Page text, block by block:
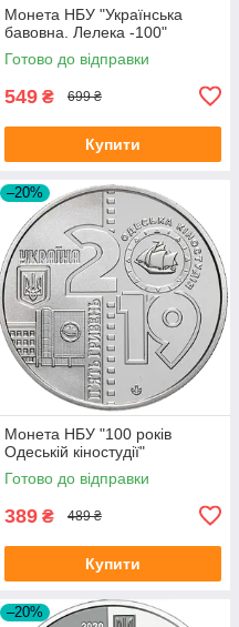
Монета НБУ "Українська
бавовна. Лелека -100"
Готово до відправки
549 ₴ 699 ₴
Купити
–20%
Монета НБУ "100 років
Одеській кіностудії"
Готово до відправки
389 ₴ 489 ₴
Купити
–20%